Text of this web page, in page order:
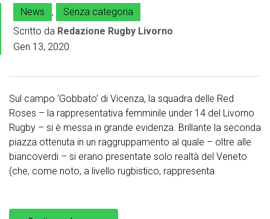
News ,
Senza categoria
Scritto da Redazione Rugby Livorno
Gen 13, 2020
Sul campo ‘Gobbato’ di Vicenza, la squadra delle Red
Roses – la rappresentativa femminile under 14 del Livorno
Rugby – si è messa in grande evidenza. Brillante la seconda
piazza ottenuta in un raggruppamento al quale – oltre alle
biancoverdi – si erano presentate solo realtà del Veneto
(che, come noto, a livello rugbistico, rappresenta